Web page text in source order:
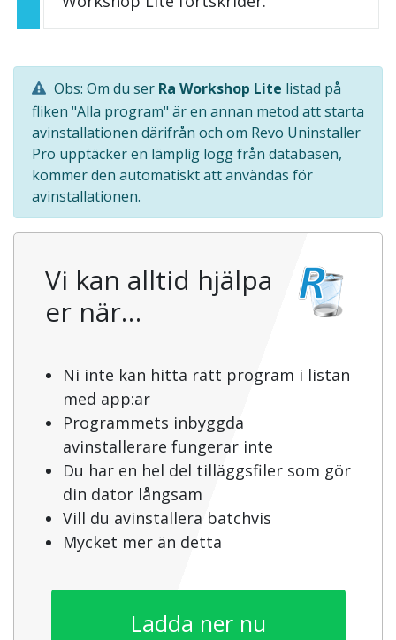
Obs: Om du ser Ra Workshop Lite listad på
fliken "Alla program" är en annan metod att starta
avinstallationen därifrån och om Revo Uninstaller
Pro upptäcker en lämplig logg från databasen,
kommer den automatiskt att användas för
avinstallationen.
Vi kan alltid hjälpa
er när…
Ni inte kan hitta rätt program i listan
med app:ar
Programmets inbyggda
avinstallerare fungerar inte
Du har en hel del tilläggsfiler som gör
din dator långsam
Vill du avinstallera batchvis
Mycket mer än detta
Ladda ner nu